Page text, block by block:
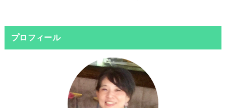
プロフィール